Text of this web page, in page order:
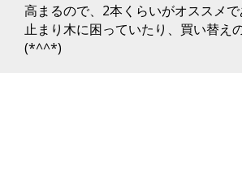
高まるので、2本くらいがオススメ
止まり木に困っていたり、買い替え
(*^^*)